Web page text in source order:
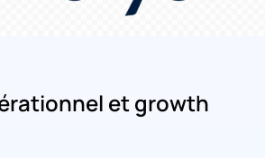
et growth